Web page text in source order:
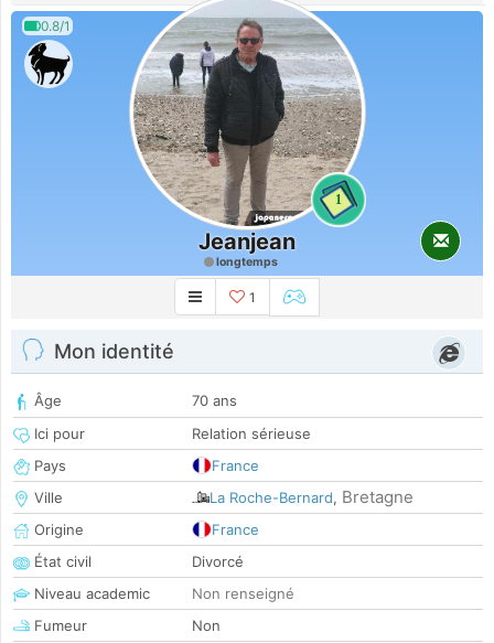
0.8/1
1
Jeanjean
longtemps
1
Mon identité
Âge
70 ans
Ici pour
Relation sérieuse
Pays
France
Ville
La Roche-Bernard, Bretagne
Origine
France
État civil
Divorcé
Niveau academic
Non renseigné
Fumeur
Non